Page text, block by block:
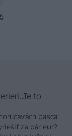
pasca:
za pár eur?
to